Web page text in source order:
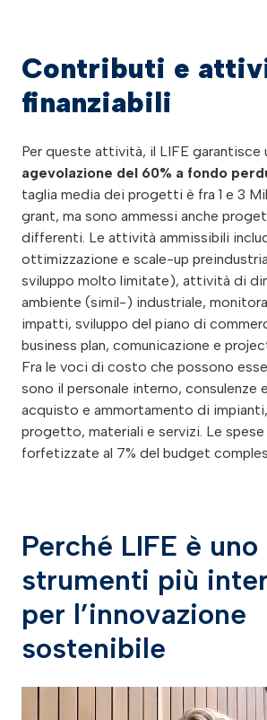
Contributi e
finanziabili
Per queste attività, il LIFE garantisce
agevolazione del 60% a fondo
taglia media dei progetti è fra 1 e 3
grant, ma sono ammessi anche
differenti. Le attività ammissibili
ottimizzazione e scale-up
sviluppo molto limitate), attività di
ambiente (simil-) industriale,
impatti, sviluppo del piano di
business plan, comunicazione e
Fra le voci di costo che possono
sono il personale interno, consulenze
acquisto e ammortamento di
progetto, materiali e servizi. Le
forfetizzate al 7% del budget
Perché LIFE è
strumenti più
per l’innovazione
sostenibile
Video